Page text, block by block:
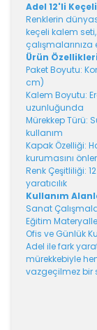
Adel 12'li
Renklerin
keçeli kalem
çalışmalarınıza
Ürün
Paket Boyutu:
cm)
Kalem Boyutu:
uzunluğunda
Mürekkep Türü:
kullanım
Kapak Özelliği:
kurumasını
Renk Çeşitliliği:
yaratıcılık
Kullanım
Sanat
Eğitim
Ofis ve Günlük
Adel ile fark
mürekkebiyle
vazgeçilmez bir